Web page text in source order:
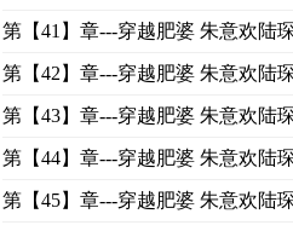
第【41】章---穿越肥婆 朱意欢陆
第【42】章---穿越肥婆 朱意欢陆
第【43】章---穿越肥婆 朱意欢陆
第【44】章---穿越肥婆 朱意欢陆
第【45】章---穿越肥婆 朱意欢陆